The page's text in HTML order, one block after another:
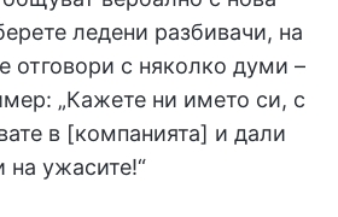
ледени разбивачи, на
отговори с няколко думи –
„Кажете ни името си, с
в [компанията] и дали
на ужасите!“